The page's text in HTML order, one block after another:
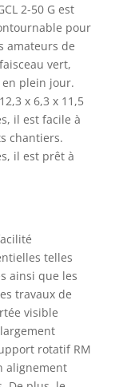
une
utiliser,
un
un pavé
pour
laser et
cellule de
actif en
:
GCL
une
lignes
et
couleur
points
Ce
2-50 G est
pour
amateurs de
vert,
plein jour.
x 6,3 x 11,5
il est facile à
chantiers.
il est prêt à
telles
ainsi que les
travaux de
visible
rotatif RM
alignement